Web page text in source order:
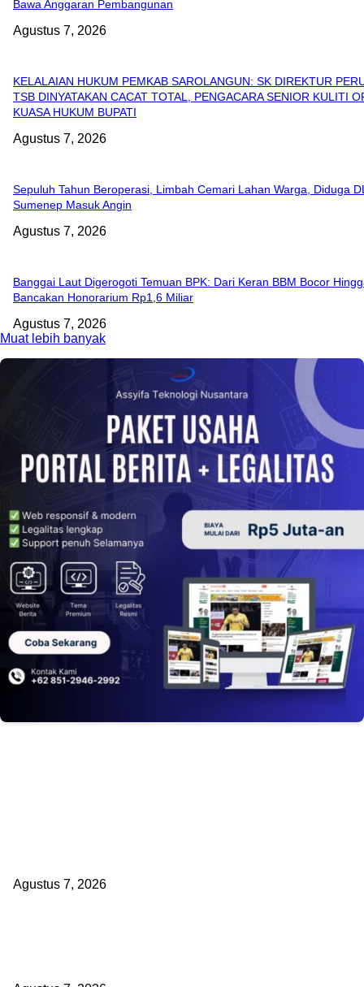
Bawa Anggaran Pembangunan
Agustus 7, 2026
KELALAIAN HUKUM PEMKAB SAROLANGUN: SK DIREKTUR
TSB DINYATAKAN CACAT TOTAL, PENGACARA SENIOR KULITI
KUASA HUKUM BUPATI
Agustus 7, 2026
Sepuluh Tahun Beroperasi, Limbah Cemari Lahan Warga, Diduga
Sumenep Masuk Angin
Agustus 7, 2026
Banggai Laut Digerogoti Temuan BPK: Dari Keran BBM Bocor
Bancakan Honorarium Rp1,6 Miliar
Agustus 7, 2026
Muat lebih banyak
Agustus 7, 2026